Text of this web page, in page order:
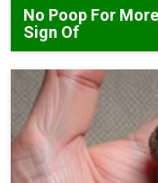
No Poop For
Sign Of